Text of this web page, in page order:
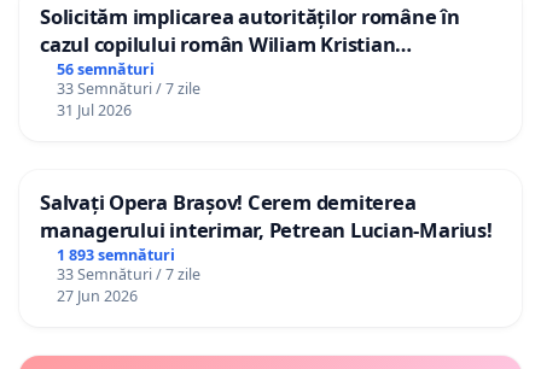
Solicităm implicarea autorităților române în
cazul copilului român Wiliam Kristian
Gheorghe, aflat în plasament în Danemarca de
12 ani
56 semnături
33 Semnături / 7 zile
31 Jul 2026
Salvați Opera Brașov! Cerem demiterea
managerului interimar, Petrean Lucian-Marius!
1 893 semnături
33 Semnături / 7 zile
27 Jun 2026